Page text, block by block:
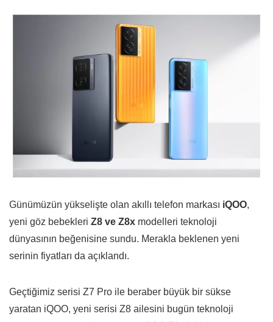
Günümüzün yükselişte olan akıllı telefon markası iQOO,
yeni göz bebekleri Z8 ve Z8x modelleri teknoloji
dünyasının beğenisine sundu. Merakla beklenen yeni
serinin fiyatları da açıklandı.
Geçtiğimiz serisi Z7 Pro ile beraber büyük bir sükse
yaratan iQOO, yeni serisi Z8 ailesini bugün teknoloji